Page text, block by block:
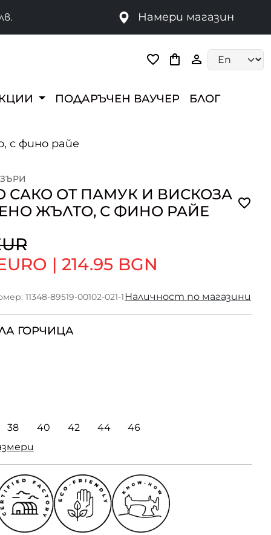
Намери магазин
ПОДАРЪЧЕН ВАУЧЕР БЛОГ
с фино райе
САКО ОТ ПАМУК И ВИСКОЗА
ЖЪЛТО, С ФИНО РАЙЕ
| 214.95 BGN
11348-89519-00102-021-1Наличност по магазини
ГОРЧИЦА
38 40 42 44
46